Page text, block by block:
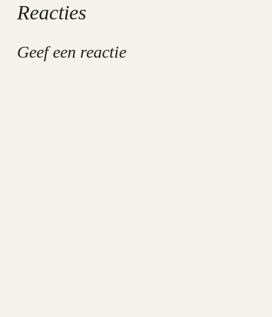
Reacties
Geef een reactie